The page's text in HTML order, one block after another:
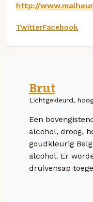
http://
TwitterFacebook
Brut
Lichtgekleurd,
Een
alcohol, droog,
goudkleurig
alcohol. Er
druivensap